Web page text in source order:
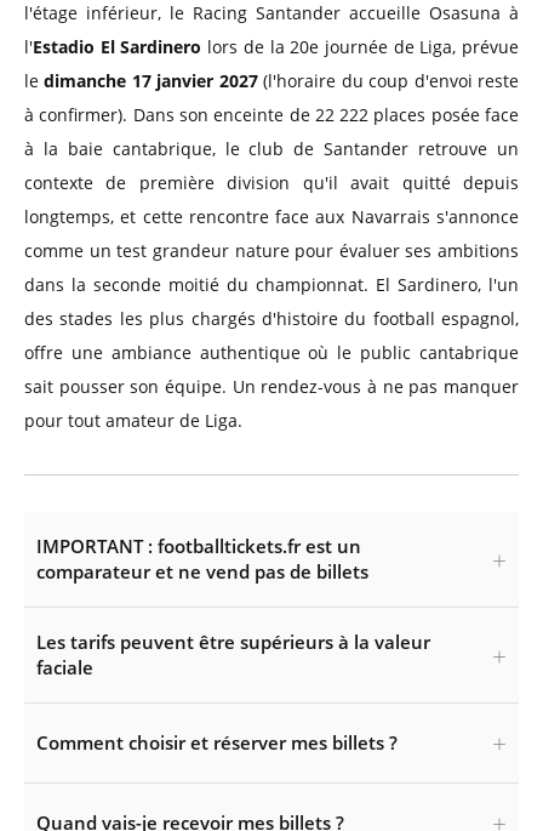
l'étage inférieur, le Racing Santander accueille Osasuna à
l'Estadio El Sardinero lors de la 20e journée de Liga, prévue
ledimanche 17 janvier 2027(l'horaire du coup d'envoi reste
à confirmer). Dans son enceinte de 22 222 places posée face
à la baie cantabrique, le club de Santander retrouve un
contexte de première division qu'il avait quitté depuis
longtemps, et cette rencontre face aux Navarrais s'annonce
comme un test grandeur nature pour évaluer ses ambitions
dans la seconde moitié du championnat. El Sardinero, l'un
des stades les plus chargés d'histoire du football espagnol,
offre une ambiance authentique où le public cantabrique
sait pousser son équipe. Un rendez-vous à ne pas manquer
pour tout amateur de Liga.
IMPORTANT : footballtickets.fr est un
comparateur et ne vend pas de billets
Les tarifs peuvent être supérieurs à la valeur
faciale
Comment choisir et réserver mes billets ?
Quand vais-je recevoir mes billets ?